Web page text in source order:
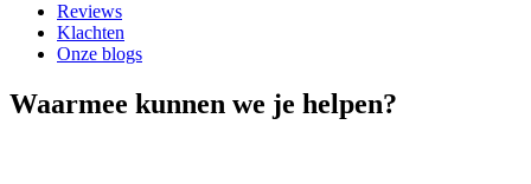
Reviews
Klachten
Onze blogs
Waarmee kunnen we je helpen?